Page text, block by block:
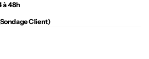
à 48h
Client)